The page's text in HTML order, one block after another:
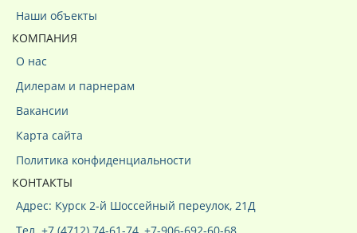
Наши объекты
КОМПАНИЯ
О нас
Дилерам и парнерам
Вакансии
Карта сайта
Политика конфиденциальности
КОНТАКТЫ
Адрес: Курск 2-й Шоссейный переулок, 21Д